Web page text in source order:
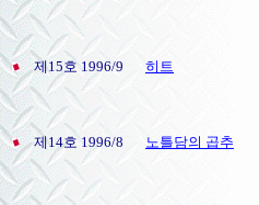
제15호 1996/9 히트
제14호 1996/8 노틀담의 곱추